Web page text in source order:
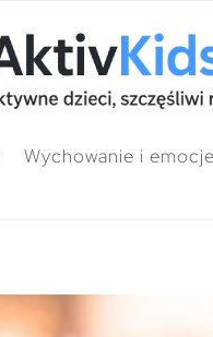
Wychowanie i emocje